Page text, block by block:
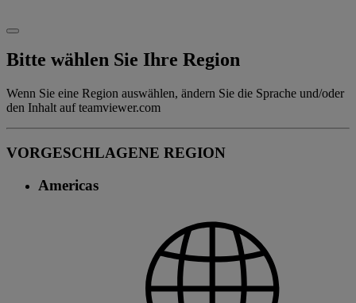
Bitte wählen Sie Ihre Region
Wenn Sie eine Region auswählen, ändern Sie die Sprache und/oder
den Inhalt auf teamviewer.com
VORGESCHLAGENE REGION
Americas